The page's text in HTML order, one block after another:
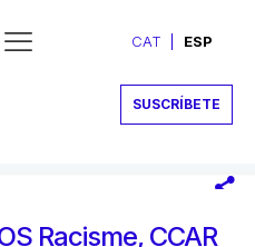
CAT ESP
SUSCRÍBETE
Racisme, CCAR